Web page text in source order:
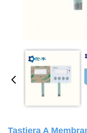
Tastiera A